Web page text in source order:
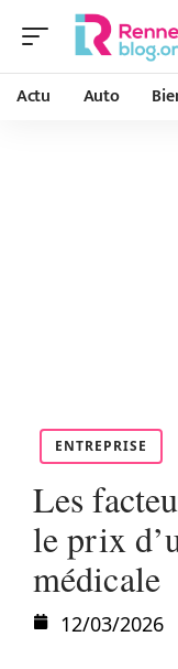
Actu Auto
ENTREPRISE
Les
le prix
médicale
12/03/2026